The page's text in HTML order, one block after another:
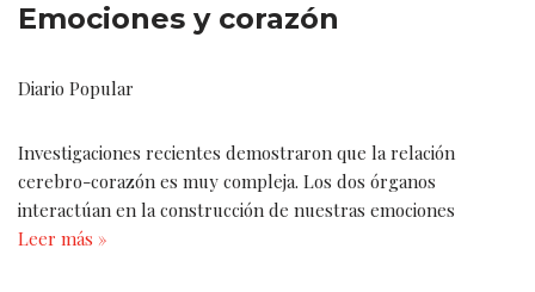
Emociones y corazón
Diario Popular
Investigaciones recientes demostraron que la relación
cerebro-corazón es muy compleja. Los dos órganos
interactúan en la construcción de nuestras emociones
Leer más »